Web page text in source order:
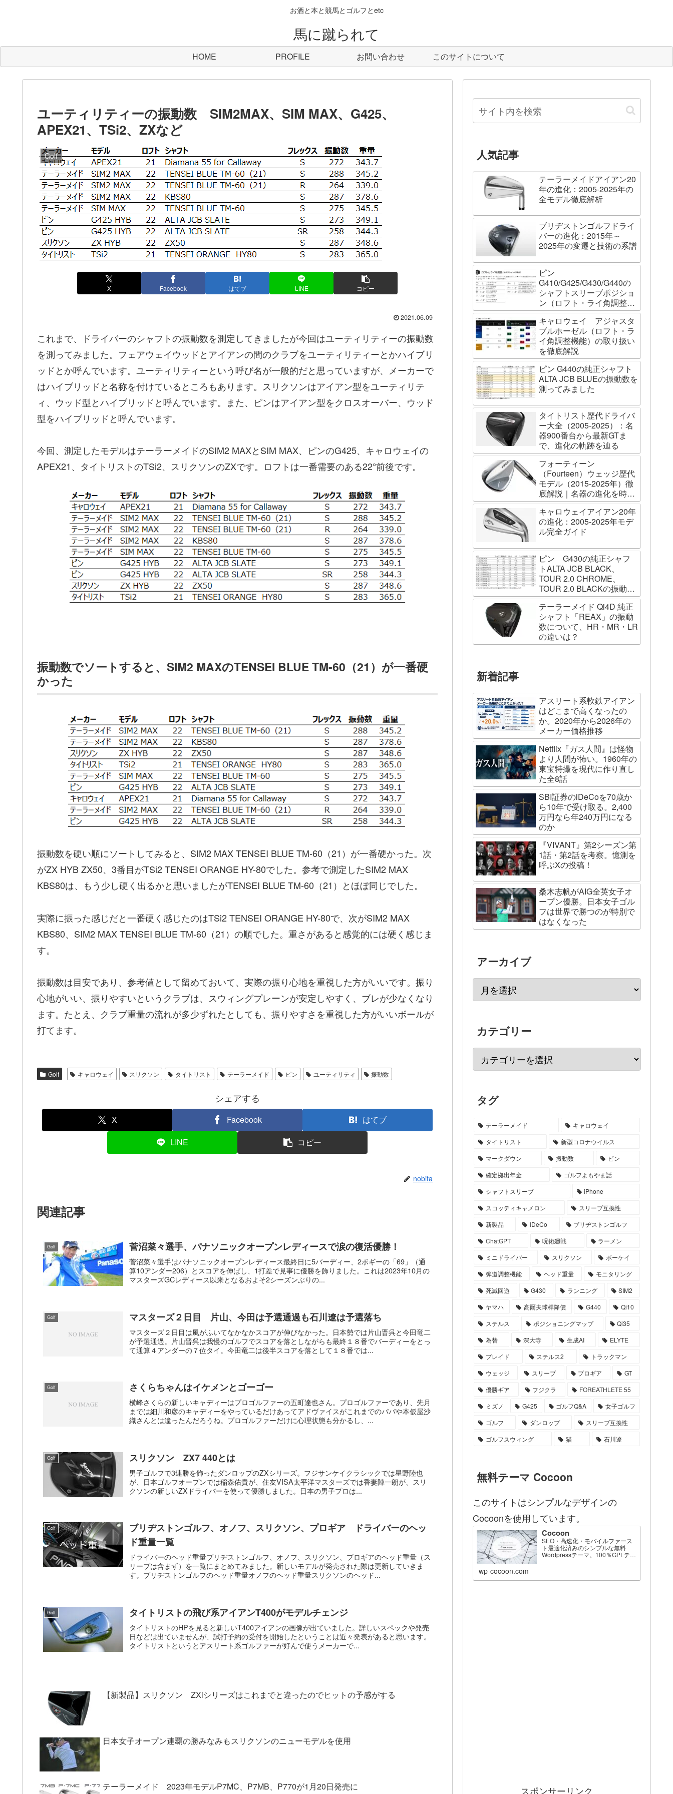
お酒と本と競馬とゴルフとetc
馬に蹴られて
HOME PROFILE お問い合わせ このサイトについて
ユーティリティーの振動数 SIM2MAX、SIM MAX、G425、
APEX21、TSi2、ZXなど
Golf
X Facebook はてブ LINE コピー
2021.06.09
これまで、ドライバーのシャフトの振動数を測定してきましたが今回はユーティリティーの振動数
を測ってみました。フェアウェイウッドとアイアンの間のクラブをユーティリティーとかハイブリ
ッドとか呼んでいます。ユーティリティーという呼び名が一般的だと思っていますが、メーカーで
はハイブリッドと名称を付けているところもあります。スリクソンはアイアン型をユーティリテ
ィ、ウッド型とハイブリッドと呼んでいます。また、ピンはアイアン型をクロスオーバー、ウッド
型をハイブリッドと呼んでいます。
今回、測定したモデルはテーラーメイドのSIM2 MAXとSIM MAX、ピンのG425、キャロウェイの
APEX21、タイトリストのTSi2、スリクソンのZXです。ロフトは一番需要のある22°前後です。
振動数でソートすると、SIM2 MAXのTENSEI BLUE TM-60（21）が一番硬
かった
振動数を硬い順にソートしてみると、SIM2 MAX TENSEI BLUE TM-60（21）が一番硬かった。次
がZX HYB ZX50、3番目がTSi2 TENSEI ORANGE HY-80でした。参考で測定したSIM2 MAX
KBS80は、もう少し硬く出るかと思いましたがTENSEI BLUE TM-60（21）とほぼ同じでした。
実際に振った感じだと一番硬く感じたのはTSi2 TENSEI ORANGE HY-80で、次がSIM2 MAX
KBS80、SIM2 MAX TENSEI BLUE TM-60（21）の順でした。重さがあると感覚的には硬く感じま
す。
振動数は目安であり、参考値として留めておいて、実際の振り心地を重視した方がいいです。振り
心地がいい、振りやすいというクラブは、スウィングプレーンが安定しやすく、ブレが少なくなり
ます。たとえ、クラブ重量の流れが多少ずれたとしても、振りやすさを重視した方がいいボールが
打てます。
Golf キャロウェイ スリクソン タイトリスト テーラーメイド ピン ユーティリティ 振動数
シェアする
X Facebook
はてブ
LINE
コピー
nobita
関連記事
Golf 菅沼菜々選手、パナソニックオープンレディースで涙の復活優勝！
菅沼菜々選手はパナソニックオープンレディース最終日に5バーディー、2ボギーの「69」（通
算10アンダー206）とスコアを伸ばし、1打差で見事に優勝を飾りました。これは2023年10月の
マスターズGCレディース以来となるおよそ2シーズンぶりの...
Golf マスターズ２日目 片山、今田は予選通過も石川遼は予選落ち
マスターズ２日目は風がふいてなかなかスコアが伸びなかった。日本勢では片山晋呉と今田竜二
が予選通過。片山晋呉は我慢のゴルフでスコアを落としながらも最終１８番でバーディーをとっ
て通算４アンダーの７位タイ。今田竜二は後半スコアを落として１８番では...
Golf さくらちゃんはイケメンとゴーゴー
横峰さくらの新しいキャディーはプロゴルファーの五町達也さん。プロゴルファーであり、先月
までは細川和彦のキャディーをやっているだけあってアドヴァイスがこれまでのパパや本仮屋沙
織さんとは違ったんだろうね。プロゴルファーだけに心理状態も分かるし、...
Golf スリクソン ZX7 440とは
男子ゴルフで3連勝を飾ったダンロップのZXシリーズ。フジサンケイクラシックでは星野陸也
が、日本ゴルフオープンでは稲森佑貴が、住友VISA太平洋マスターズでは香妻陣一朗が、スリ
クソンの新しいZXドライバーを使って優勝しました。日本の男子プロは...
Golf
ブリヂストンゴルフ、オノフ、スリクソン、プロギア ドライバーのヘッ
ド重量一覧
ドライバーのヘッド重量ブリヂストンゴルフ、オノフ、スリクソン、プロギアのヘッド重量（ス
リーブは含まず）を一覧にまとめてみました。新しいモデルが発売された際は更新していきま
す。ブリヂストンゴルフのヘッド重量オノフのヘッド重量スリクソンのヘッド...
Golf タイトリストの飛び系アイアンT400がモデルチェンジ
タイトリストのHPを見ると新しいT400アイアンの画像が出ていました。詳しいスペックや発売
日などは出ていませんが、試打予約の受付を開始したということは近々発表があると思います。
タイトリストというとアスリート系ゴルファーが好んで使うメーカーで...
【新製品】スリクソン ZXiシリーズはこれまでと違ったのでヒットの予感がする
日本女子オープン連覇の勝みなみもスリクソンのニューモデルを使用
テーラーメイド 2023年モデルP7MC、P7MB、P770が1月20日発売に
人気記事
テーラーメイドアイアン20
年の進化：2005-2025年の
全モデル徹底解析
ブリヂストンゴルフドライ
バーの進化：2015年～
2025年の変遷と技術の系譜
ピン
G410/G425/G430/G440の
シャフトスリーブポジショ
ン（ロフト・ライ角調整機
能）について
キャロウェイ アジャスタ
ブルホーゼル（ロフト・ラ
イ角調整機能）の取り扱い
を徹底解説
ピン G440の純正シャフト
ALTA JCB BLUEの振動数を
測ってみました
タイトリスト歴代ドライバ
ー大全（2005-2025）：名
器900番台から最新GTま
で、進化の軌跡を辿る
フォーティーン
（Fourteen）ウェッジ歴代
モデル（2015-2025年）徹
底解説｜名器の進化を時系
列で辿る
キャロウェイアイアン20年
の進化：2005-2025年モデ
ル完全ガイド
ピン G430の純正シャフ
トALTA JCB BLACK、
TOUR 2.0 CHROME、
TOUR 2.0 BLACKの振動数
を測ってみました
テーラーメイド Qi4D 純正
シャフト「REAX」の振動
数について、HR・MR・LR
の違いは？
新着記事
アスリート系軟鉄アイアン
はどこまで高くなったの
か。2020年から2026年の
メーカー価格推移
Netflix『ガス人間』は怪物
より人間が怖い。1960年の
東宝特撮を現代に作り直し
た全8話
SBI証券のiDeCoを70歳か
ら10年で受け取る。2,400
万円なら年240万円になる
のか
『VIVANT』第2シーズン第
1話・第2話を考察。憶測を
呼ぶXの投稿！
桑木志帆がAIG全英女子オ
ープン優勝。日本女子ゴル
フは世界で勝つのが特別で
はなくなった
アーカイブ
カテゴリー
タグ
テーラーメイド
キャロウェイ
タイトリスト
新型コロナウイルス
マークダウン
振動数
ピン
確定拠出年金
ゴルフよもやま話
シャフトスリーブ
iPhone
スコッティキャメロン
スリーブ互換性
新製品
IDeCo
ブリヂストンゴルフ
ChatGPT
呪術廻戦
ラーメン
ミニドライバー
スリクソン
ボーケイ
弾道調整機能
ヘッド重量
モニタリング
死滅回遊
G430 ランニング
SIM2
ヤマハ
高爾夫球桿降價 G440
Qi10
ステルス
ポジショニングマップ
Qi35
為替
深大寺 生成AI
ELYTE
プレイド
ステルス2
トラックマン
ウェッジ
スリーブ プロギア
GT
優勝ギア
フジクラ
FOREATHLETE 55
ミズノ
G425 ゴルフQ&A
女子ゴルフ
ゴルフ
ダンロップ
スリーブ互換性
ゴルフスウィング
猫 石川遼
無料テーマ Cocoon
このサイトはシンプルなデザインの
Cocoonを使用しています。
Cocoon
SEO・高速化・モバイルファース
ト最適化済みのシンプルな無料
Wordpressテーマ。100％GPLテー
wp-cocoon.com
スポンサーリンク